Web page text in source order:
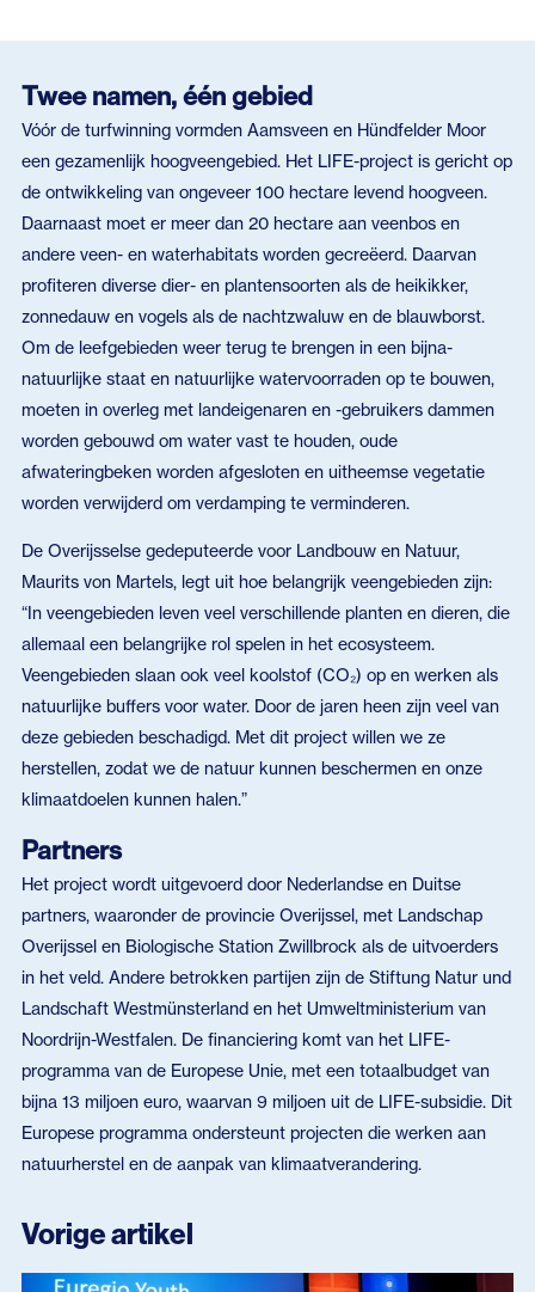
Twee namen,één gebied
Vóór de turfwinning vormden Aamsveen en Hündfelder Moor
een gezamenlijk hoogveengebied. Het LIFE-project is gericht op
de ontwikkeling van ongeveer 100 hectare levend hoogveen.
Daarnaast moet er meer dan 20 hectare aan veenbos en
andere veen- en waterhabitats worden gecreëerd. Daarvan
profiteren diverse dier- en plantensoorten als de heikikker,
zonnedauw en vogels als de nachtzwaluw en de blauwborst.
Om de leefgebieden weer terug te brengen in een bijna-
natuurlijke staat en natuurlijke watervoorraden op te bouwen,
moeten in overleg met landeigenaren en -gebruikers dammen
worden gebouwd om water vast te houden, oude
afwateringbeken worden afgesloten en uitheemse vegetatie
worden verwijderd om verdamping te verminderen.
De Overijsselse gedeputeerde voor Landbouw en Natuur,
Maurits von Martels, legt uit hoe belangrijk veengebieden zijn:
“In veengebieden leven veel verschillende planten en dieren, die
allemaal een belangrijke rol spelen in het ecosysteem.
Veengebieden slaan ook veel koolstof (CO₂) op en werken als
natuurlijke buffers voor water. Door de jaren heen zijn veel van
deze gebieden beschadigd. Met dit project willen we ze
herstellen, zodat we de natuur kunnen beschermen en onze
klimaatdoelen kunnen halen.”
Partners
Het project wordt uitgevoerd door Nederlandse en Duitse
partners, waaronder de provincie Overijssel, met Landschap
Overijssel en Biologische Station Zwillbrock als de uitvoerders
in het veld. Andere betrokken partijen zijn de Stiftung Natur und
Landschaft Westmünsterland en het Umweltministerium van
Noordrijn-Westfalen. De financiering komt van het LIFE-
programma van de Europese Unie, met een totaalbudget van
bijna 13 miljoen euro, waarvan 9 miljoen uit de LIFE-subsidie. Dit
Europese programma ondersteunt projecten die werken aan
natuurherstel en de aanpak van klimaatverandering.
Vorige artikel